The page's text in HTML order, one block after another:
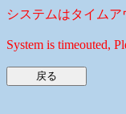
システムはタイム
System is timeouted,